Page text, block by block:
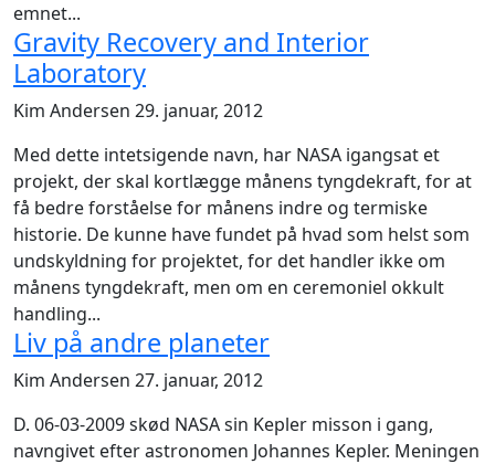
emnet...
Gravity Recovery and Interior
Laboratory
Kim Andersen 29. januar, 2012
Med dette intetsigende navn, har NASA igangsat et
projekt, der skal kortlægge månens tyngdekraft, for at
få bedre forståelse for månens indre og termiske
historie. De kunne have fundet på hvad som helst som
undskyldning for projektet, for det handler ikke om
månens tyngdekraft, men om en ceremoniel okkult
handling...
Liv på andre planeter
Kim Andersen 27. januar, 2012
D. 06-03-2009 skød NASA sin Kepler misson i gang,
navngivet efter astronomen Johannes Kepler. Meningen